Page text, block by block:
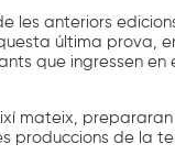
les anteriors
última prova,
que ingressen en
mateix,
produccions de la